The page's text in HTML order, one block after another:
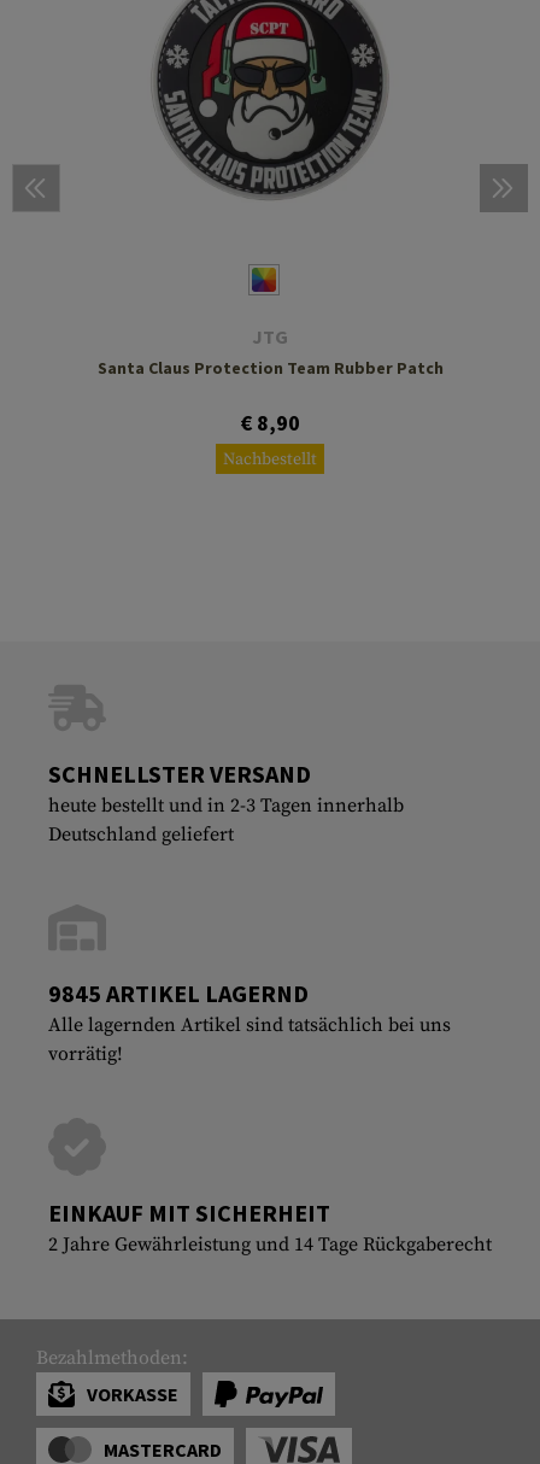
JTG
Santa Claus Protection Team Rubber Patch
€ 8,90
Nachbestellt
SCHNELLSTER VERSAND
heute bestellt und in 2-3 Tagen innerhalb
Deutschland geliefert
9845 ARTIKEL LAGERND
Alle lagernden Artikel sind tatsächlich bei uns
vorrätig!
EINKAUF MIT SICHERHEIT
2 Jahre Gewährleistung und 14 Tage Rückgaberecht
Bezahlmethoden:
VORKASSE
MASTERCARD